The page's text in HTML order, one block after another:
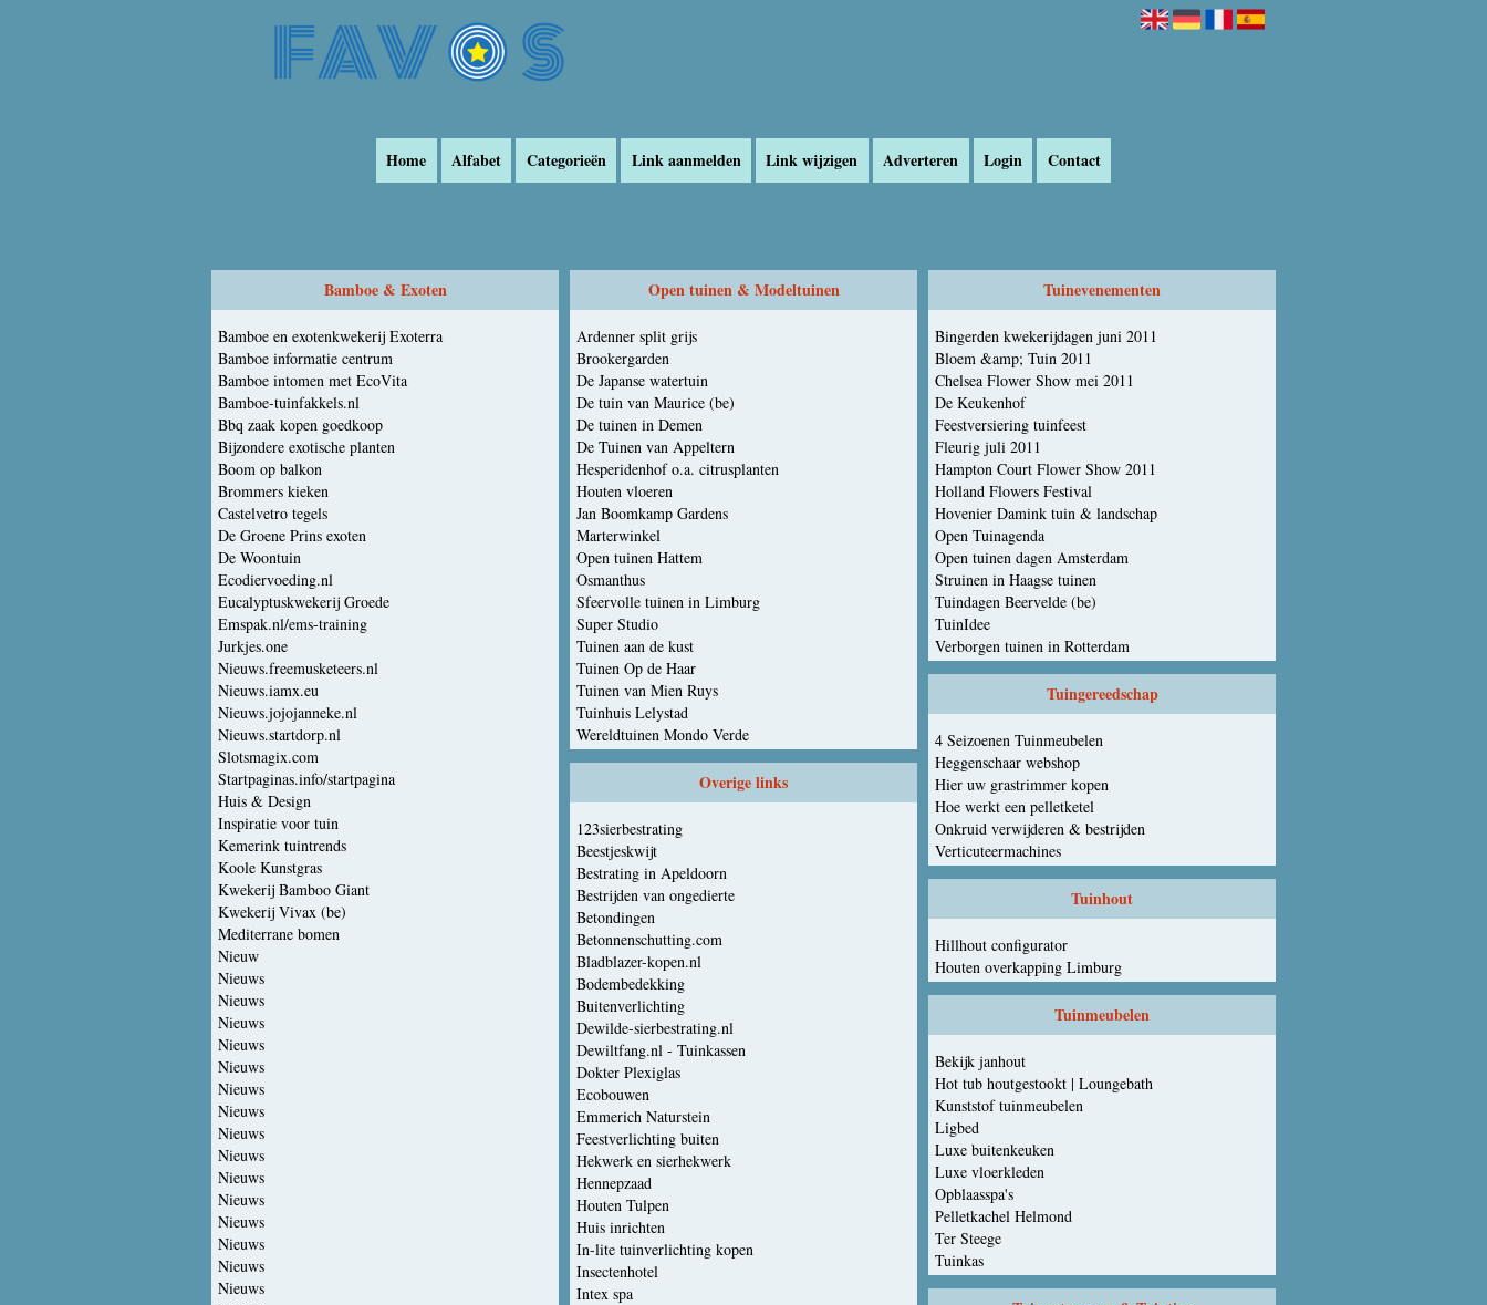
Home Alfabet Categorieën Link aanmelden Link wijzigen Adverteren Login Contact
Bamboe & Exoten
Bamboe en exotenkwekerij Exoterra
Bamboe informatie centrum
Bamboe intomen met EcoVita
Bamboe-tuinfakkels.nl
Bbq zaak kopen goedkoop
Bijzondere exotische planten
Boom op balkon
Brommers kieken
Castelvetro tegels
De Groene Prins exoten
De Woontuin
Ecodiervoeding.nl
Eucalyptuskwekerij Groede
Emspak.nl/ems-training
Jurkjes.one
Nieuws.freemusketeers.nl
Nieuws.iamx.eu
Nieuws.jojojanneke.nl
Nieuws.startdorp.nl
Slotsmagix.com
Startpaginas.info/startpagina
Huis & Design
Inspiratie voor tuin
Kemerink tuintrends
Koole Kunstgras
Kwekerij Bamboo Giant
Kwekerij Vivax (be)
Mediterrane bomen
Nieuw
Nieuws
Nieuws
Nieuws
Nieuws
Nieuws
Nieuws
Nieuws
Nieuws
Nieuws
Nieuws
Nieuws
Nieuws
Nieuws
Nieuws
Nieuws
Open tuinen & Modeltuinen
Ardenner split grijs
Brookergarden
De Japanse watertuin
De tuin van Maurice (be)
De tuinen in Demen
De Tuinen van Appeltern
Hesperidenhof o.a. citrusplanten
Houten vloeren
Jan Boomkamp Gardens
Marterwinkel
Open tuinen Hattem
Osmanthus
Sfeervolle tuinen in Limburg
Super Studio
Tuinen aan de kust
Tuinen Op de Haar
Tuinen van Mien Ruys
Tuinhuis Lelystad
Wereldtuinen Mondo Verde
Overige links
123sierbestrating
Beestjeskwijt
Bestrating in Apeldoorn
Bestrijden van ongedierte
Betondingen
Betonnenschutting.com
Bladblazer-kopen.nl
Bodembedekking
Buitenverlichting
Dewilde-sierbestrating.nl
Dewiltfang.nl - Tuinkassen
Dokter Plexiglas
Ecobouwen
Emmerich Naturstein
Feestverlichting buiten
Hekwerk en sierhekwerk
Hennepzaad
Houten Tulpen
Huis inrichten
In-lite tuinverlichting kopen
Insectenhotel
Intex spa
Tuinevenementen
Bingerden kwekerijdagen juni 2011
Bloem &amp; Tuin 2011
Chelsea Flower Show mei 2011
De Keukenhof
Feestversiering tuinfeest
Fleurig juli 2011
Hampton Court Flower Show 2011
Holland Flowers Festival
Hovenier Damink tuin & landschap
Open Tuinagenda
Open tuinen dagen Amsterdam
Struinen in Haagse tuinen
Tuindagen Beervelde (be)
TuinIdee
Verborgen tuinen in Rotterdam
Tuingereedschap
4 Seizoenen Tuinmeubelen
Heggenschaar webshop
Hier uw grastrimmer kopen
Hoe werkt een pelletketel
Onkruid verwijderen & bestrijden
Verticuteermachines
Tuinhout
Hillhout configurator
Houten overkapping Limburg
Tuinmeubelen
Bekijk janhout
Hot tub houtgestookt | Loungebath
Kunststof tuinmeubelen
Ligbed
Luxe buitenkeuken
Luxe vloerkleden
Opblaasspa's
Pelletkachel Helmond
Ter Steege
Tuinkas